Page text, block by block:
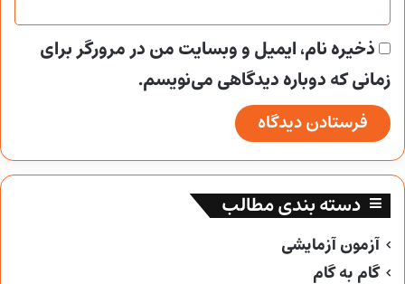
ذخیره نام، ایمیل و وبسایت من در مرورگر برای
زمانی که دوباره دیدگاهی می‌نویسم.
دسته بندی مطالب
آزمون آزمایشی
گام به گام